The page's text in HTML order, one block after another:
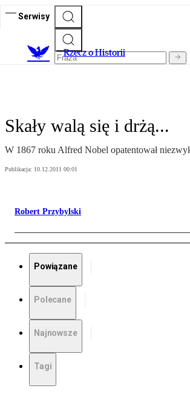
Serwisy
Rzecz o Historii
Skały walą się i drżą...
W 1867 roku Alfred Nobel opatentował
Publikacja: 10.12.2011 00:01
Robert Przybylski
Powiązane
Polecane
Najnowsze
Tagi